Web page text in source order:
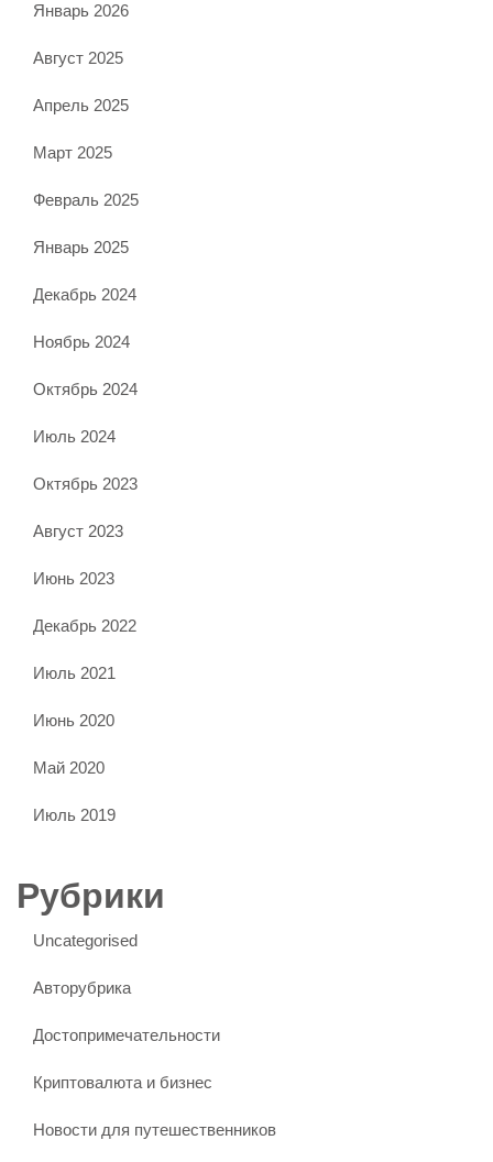
Январь 2026
Август 2025
Апрель 2025
Март 2025
Февраль 2025
Январь 2025
Декабрь 2024
Ноябрь 2024
Октябрь 2024
Июль 2024
Октябрь 2023
Август 2023
Июнь 2023
Декабрь 2022
Июль 2021
Июнь 2020
Май 2020
Июль 2019
Рубрики
Uncategorised
Авторубрика
Достопримечательности
Криптовалюта и бизнес
Новости для путешественников